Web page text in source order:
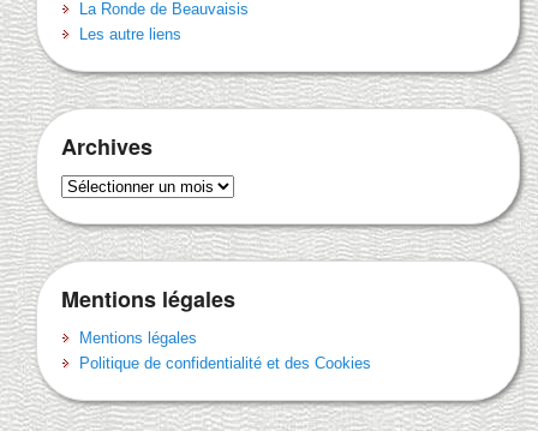
La Ronde de Beauvaisis
Les autre liens
Archives
Archives
Mentions légales
Mentions légales
Politique de confidentialité et des Cookies